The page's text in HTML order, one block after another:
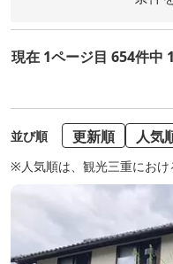
現在 1ページ目 654件中
並び順 更新順 人気
※人気順は、観光三重にお